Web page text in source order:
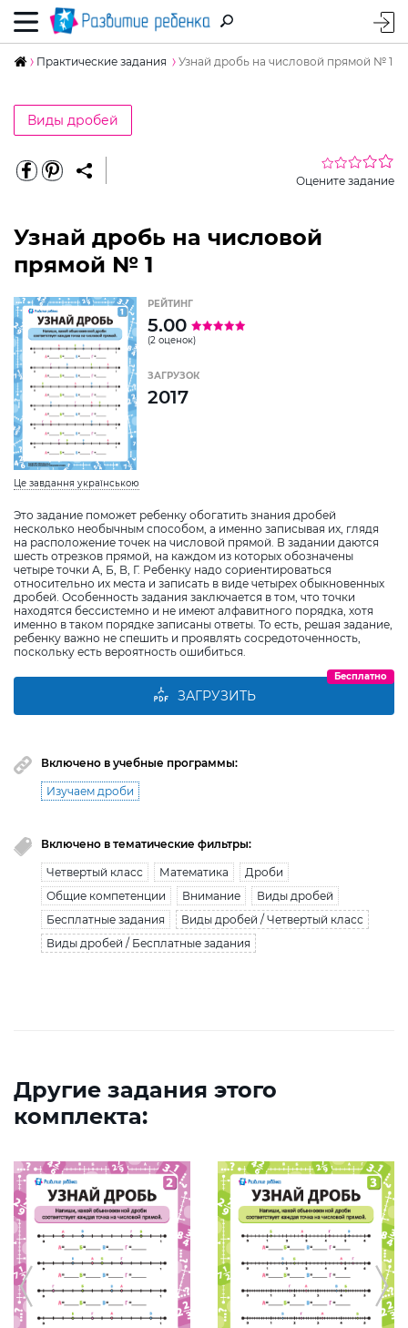
Практические задания Узнай дробь на числовой прямой № 1
Виды дробей
Оцените задание
Узнай дробь на числовой
прямой № 1
Це завдання українською
Это задание поможет ребенку обогатить знания дробей
несколько необычным способом, а именно записывая их, глядя
на расположение точек на числовой прямой. В задании даются
шесть отрезков прямой, на каждом из которых обозначены
четыре точки А, Б, В, Г. Ребенку надо сориентироваться
относительно их места и записать в виде четырех обыкновенных
дробей. Особенность задания заключается в том, что точки
находятся бессистемно и не имеют алфавитного порядка, хотя
именно в таком порядке записаны ответы. То есть, решая задание,
ребенку важно не спешить и проявлять сосредоточенность,
поскольку есть вероятность ошибиться.
РЕЙТИНГ
5.00
(2 оценок)
ЗАГРУЗОК
2017
ЗАГРУЗИТЬ
Бесплатно
Включено в учебные программы:
Изучаем дроби
Включено в тематические фильтры:
Четвертый класс Математика
Дроби
Общие компетенции
Внимание
Виды дробей
Бесплатные задания
Виды дробей / Четвертый класс
Виды дробей / Бесплатные задания
Другие задания этого
комплекта: